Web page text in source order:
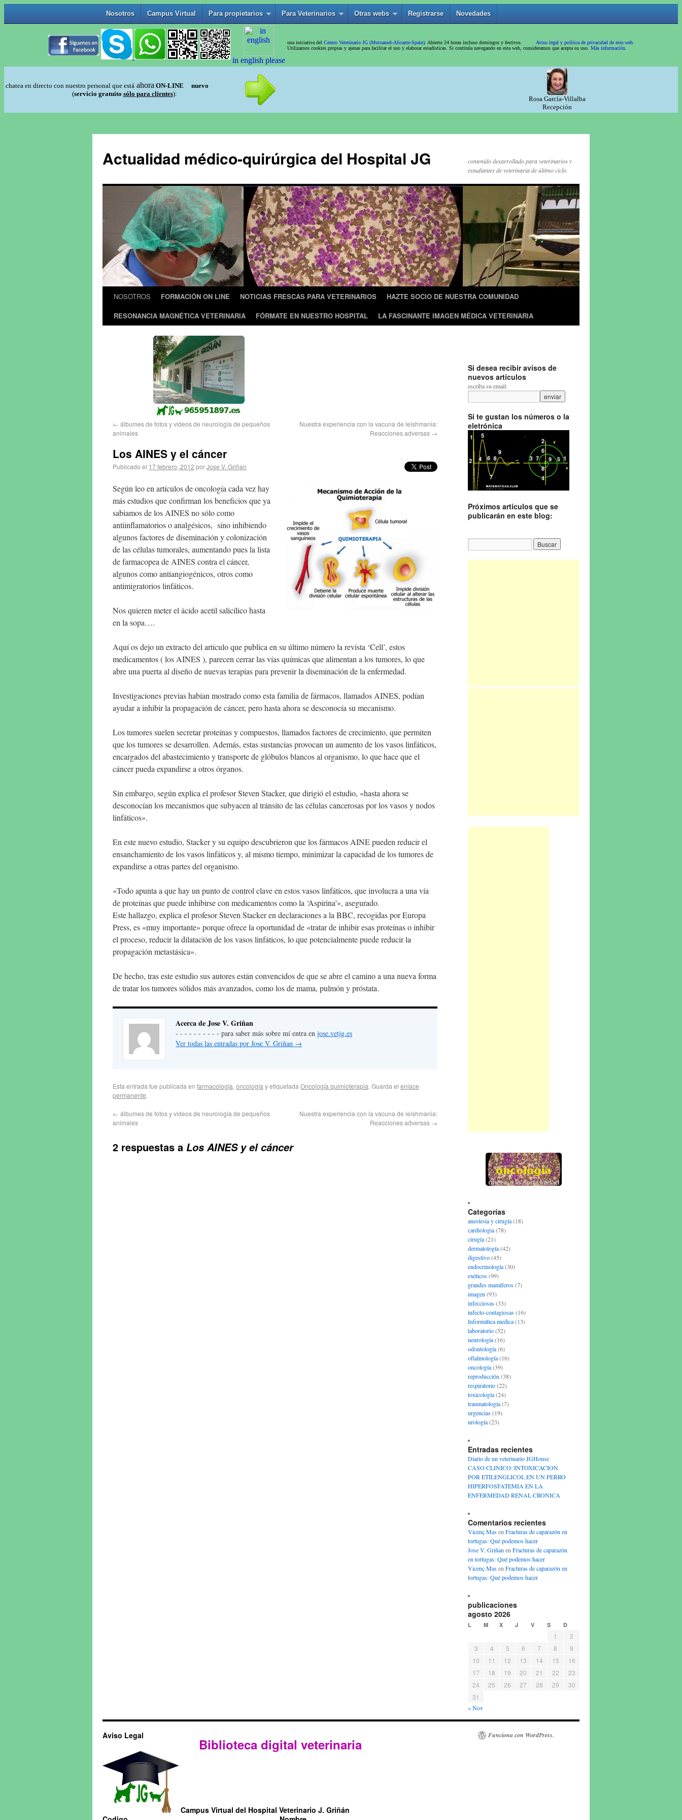
Actualidad médico-quirúrgica del Hospital JG
contenido desarrollado para veterinarios y
estudiantes de veterinaria de último ciclo.
NOSOTROS FORMACIÓN ON LINE NOTICIAS FRESCAS PARA VETERINARIOS
HAZTE SOCIO DE NUESTRA COMUNIDAD
RESONANCIA MAGNÉTICA VETERINARIA
FÓRMATE EN NUESTRO HOSPITAL LA FASCINANTE IMAGEN MÉDICA VETERINARIA
← álbumes de fotos y videos de neurología de pequeños
animales
Nuestra experiencia con la vacuna de leishmania:
Reacciones adversas →
Los AINES y el cáncer
Publicado el 17 febrero, 2012 porJose V. Griñan
Según leo en artículos de oncología cada vez hay
más estudios que confirman los beneficios que ya
sabiamos de los AINES no sólo como
antiinflamatorios o analgésicos, sino inhibiendo
algunos factores de diseminación y colonización
de las células tumorales, aumentando pues la lista
de farmacopea de AINES contra el cáncer,
algunos como antiangiogénicos, otros como
antimigratorios linfáticos.
Nos quieren meter el ácido acetil salicílico hasta
en la sopa….
Aquí os dejo un extracto del artículo que publica en su último número la revista ‘Cell’, estos
medicamentos ( los AINES ), parecen cerrar las vías químicas que alimentan a los tumores, lo que
abre una puerta al diseño de nuevas terapias para prevenir la diseminación de la enfermedad.
Investigaciones previas habían mostrado como esta familia de fármacos, llamados AINES, podían
ayudar a inhibir la propagación de cáncer, pero hasta ahora se desconocía su mecanismo.
Los tumores suelen secretar proteínas y compuestos, llamados factores de crecimiento, que permiten
que los tumores se desarrollen. Además, estas sustancias provocan un aumento de los vasos linfáticos,
encargados del abastecimiento y transporte de glóbulos blancos al organismo, lo que hace que el
cáncer pueda expandirse a otros órganos.
Sin embargo, según explica el profesor Steven Stacker, que dirigió el estudio, «hasta ahora se
desconocían los mecanismos que subyacen al tránsito de las células cancerosas por los vasos y nodos
linfáticos».
En este nuevo estudio, Stacker y su equipo descubrieron que los fármacos AINE pueden reducir el
ensanchamiento de los vasos linfáticos y, al mismo tiempo, minimizar la capacidad de los tumores de
expandirse a otras partes del organismo.
«Todo apunta a que hay un punto de control clave en estos vasos linfáticos, que involucra a una vía
de proteínas que puede inhibirse con medicamentos como la ‘Aspirina'», asegurado.
Este hallazgo, explica el profesor Steven Stacker en declaraciones a la BBC, recogidas por Europa
Press, es «muy importante» porque ofrece la oportunidad de «tratar de inhibir esas proteínas o inhibir
el proceso, reducir la dilatación de los vasos linfáticos, lo que potencialmente puede reducir la
propagación metastásica».
De hecho, tras este estudio sus autores están convencidos de que se abre el camino a una nueva forma
de tratar los tumores sólidos más avanzados, como los de mama, pulmón y próstata.
Acerca de Jose V. Griñan
- - - - - - - - - - para saber más sobre mí entra en jose.vetjg.es
Ver todas las entradas por Jose V. Griñan →
Esta entrada fue publicada en farmacología,oncologíay etiquetadaOncología quimioterapia. Guarda el enlace
permanente.
← álbumes de fotos y videos de neurología de pequeños
animales
Nuestra experiencia con la vacuna de leishmania:
Reacciones adversas →
2 respuestas a Los AINES y el cáncer
Si desea recibir avisos de
nuevos artículos
escriba su email:
Si te gustan los números o la
eletrónica
Próximos artículos que se
publicarán en este blog:
Categorías
anestesia y cirugía(18)
cardiologia(78)
cirugía(21)
dermatología(42)
digestivo(45)
endocrinología(30)
exóticos(99)
grandes mamíferos(7)
imagen (93)
infecciosas(33)
infecto-contagiosas(16)
Informática medica(13)
laboratorio(52)
neurología(16)
odontología(6)
oftalmología(16)
oncología(39)
reproducción (38)
respiratorio(22)
toxicología(24)
traumatología(7)
urgencias(19)
urología(23)
Entradas recientes
Diario de un veterinario JGHouse
CASO CLINICO: INTOXICACION
POR ETILENGLICOL EN UN PERRO
HIPERFOSFATEMIA EN LA
ENFERMEDAD RENAL CRONICA
Comentarios recientes
Vicenç Masen Fracturas de caparazón en
tortugas: Qué podemos hacer
Jose V. Griñan en Fracturas de caparazón
en tortugas: Qué podemos hacer
Vicenç Masen Fracturas de caparazón en
tortugas: Qué podemos hacer
publicaciones
agosto 2026
L M X J V S D
1
2
3
4 5 6 7 8
9
10
11 12 13 14 15
16
17
18 19 20 21 22
23
24
25 26 27 28 29
30
31
« Nov
Aviso Legal
Biblioteca digital veterinaria
Campus Virtual del Hospital Veterinario J. Griñán
Funciona con WordPress.